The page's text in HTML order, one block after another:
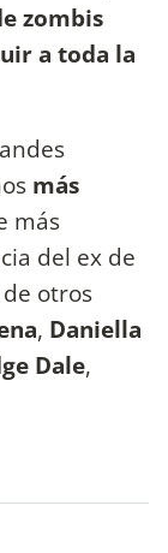
zombis
a toda la
más
más
del ex de
otros
, Daniella
Dale,